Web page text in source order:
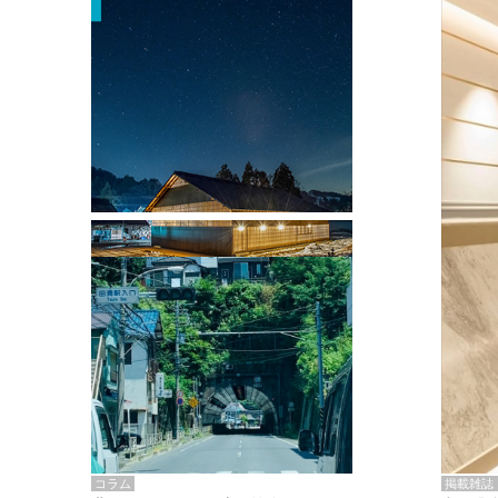
掲載雑誌
掲載雑誌・書籍
『街歩き研修「アールデコとモダニズ
ム、和風バロック」』のレポート記事が
掲載
コラム